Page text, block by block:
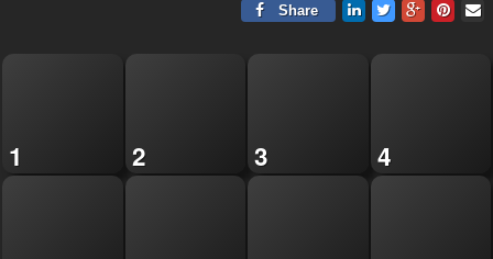
Share
1 2 3 4